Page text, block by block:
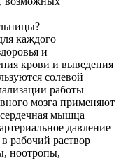
каждого
и
крови и выведения
солевой
работы
мозга применяют
мышца
давление
рабочий раствор
ноотропы,